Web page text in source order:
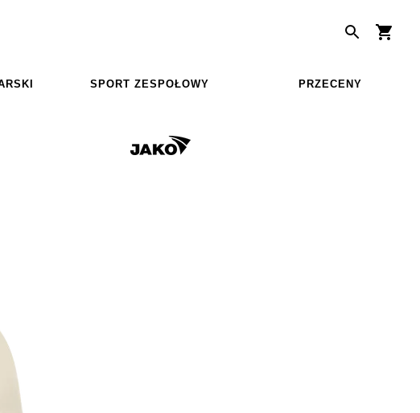
SPORT ZESPOŁOWY PRZECENY